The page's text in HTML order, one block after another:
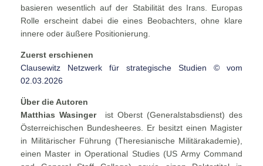
basieren wesentlich auf der Stabilität des Irans. Europas
Rolle erscheint dabei die eines Beobachters, ohne klare
innere oder äußere Positionierung.
Zuerst erschienen
Clausewitz Netzwerk für strategische Studien © vom
02.03.2026
Über die Autoren
Matthias Wasingerist Oberst (Generalstabsdienst) des
Österreichischen Bundesheeres. Er besitzt einen Magister
in Militärischer Führung (Theresianische Militärakademie),
einen Master in Operational Studies (US Army Command